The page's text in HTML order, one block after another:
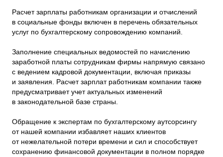
Расчет зарплаты работникам организации и отчислений
в социальные фонды включен в перечень обязательных
услуг по бухгалтерскому сопровождению компаний.
Заполнение специальных ведомостей по начислению
заработной платы сотрудникам фирмы напрямую связано
с ведением кадровой документации, включая приказы
и заявления. Расчет зарплат работникам компании также
предусматривает учет актуальных изменений
в законодательной базе страны.
Обращение к экспертам по бухгалтерскому аутсорсингу
от нашей компании избавляет наших клиентов
от нежелательной потери времени и сил и способствует
сохранению финансовой документации в полном порядке